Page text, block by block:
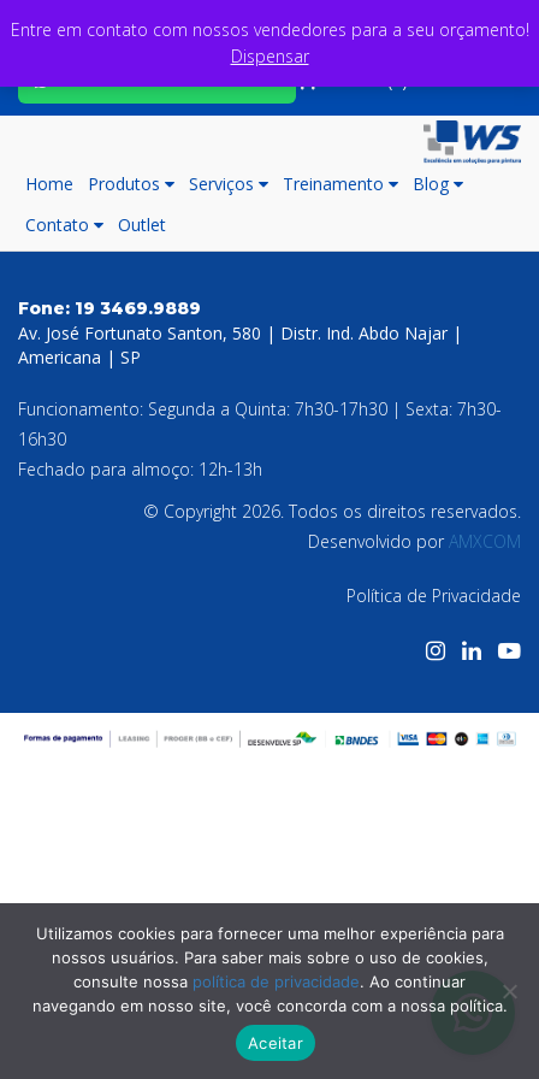
Home Produtos Serviços Treinamento
Blog
Contato
Outlet
Fone: 19 3469.9889
Av. José Fortunato Santon, 580 | Distr. Ind. Abdo Najar |
Americana | SP
Funcionamento: Segunda a Quinta: 7h30-17h30 | Sexta: 7h30-
16h30
Fechado para almoço: 12h-13h
© Copyright 2026. Todos os direitos reservados.
Desenvolvido porAMXCOM
Política de Privacidade
Entre em contato com nossos vendedores para a seu orçamento!
Dispensar
Utilizamos cookies para fornecer uma melhor experiência para
nossos usuários. Para saber mais sobre o uso de cookies,
consulte nossa política de privacidade. Ao continuar
navegando em nosso site, você concorda com a nossa política.
Aceitar